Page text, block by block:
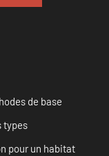
de base
types
pour un habitat